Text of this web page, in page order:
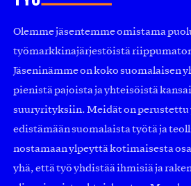
Olemme jäsentemme omistama
työmarkkinajärjestöistä
Jäseninämme on koko suomalaisen
pienistä pajoista ja yhteisöistä
suuryrityksiin. Meidät on perustettu
edistämään suomalaista työtä ja
nostamaan ylpeyttä kotimaisesta
yhä, että työ yhdistää ihmisiä ja